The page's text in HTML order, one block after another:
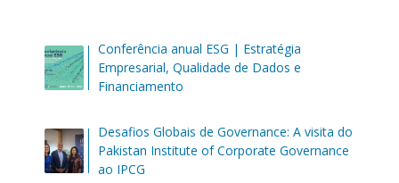
Conferência anual ESG | Estratégia
Empresarial, Qualidade de Dados e
Financiamento
Desafios Globais de Governance: A visita do
Pakistan Institute of Corporate Governance
ao IPCG